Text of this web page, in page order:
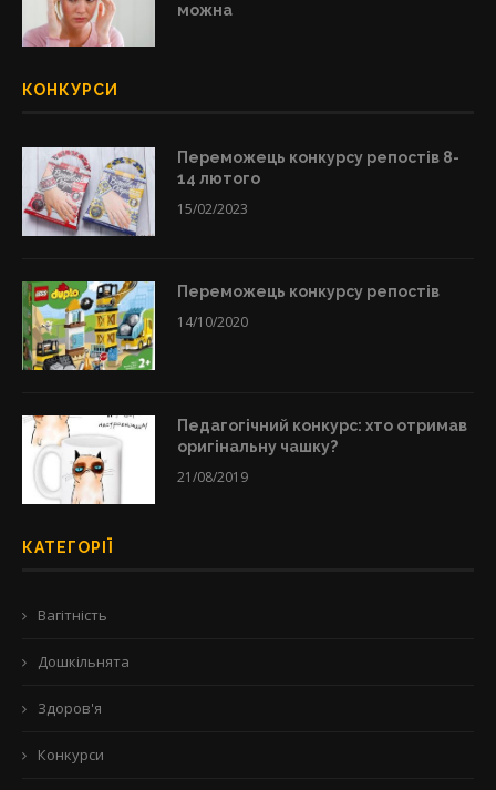
можна
КОНКУРСИ
Переможець конкурсу репостів 8-
14 лютого
15/02/2023
Переможець конкурсу репостів
14/10/2020
Педагогічний конкурс: хто отримав
оригінальну чашку?
21/08/2019
КАТЕГОРІЇ
Вагітність
Дошкільнята
Здоров'я
Конкурси